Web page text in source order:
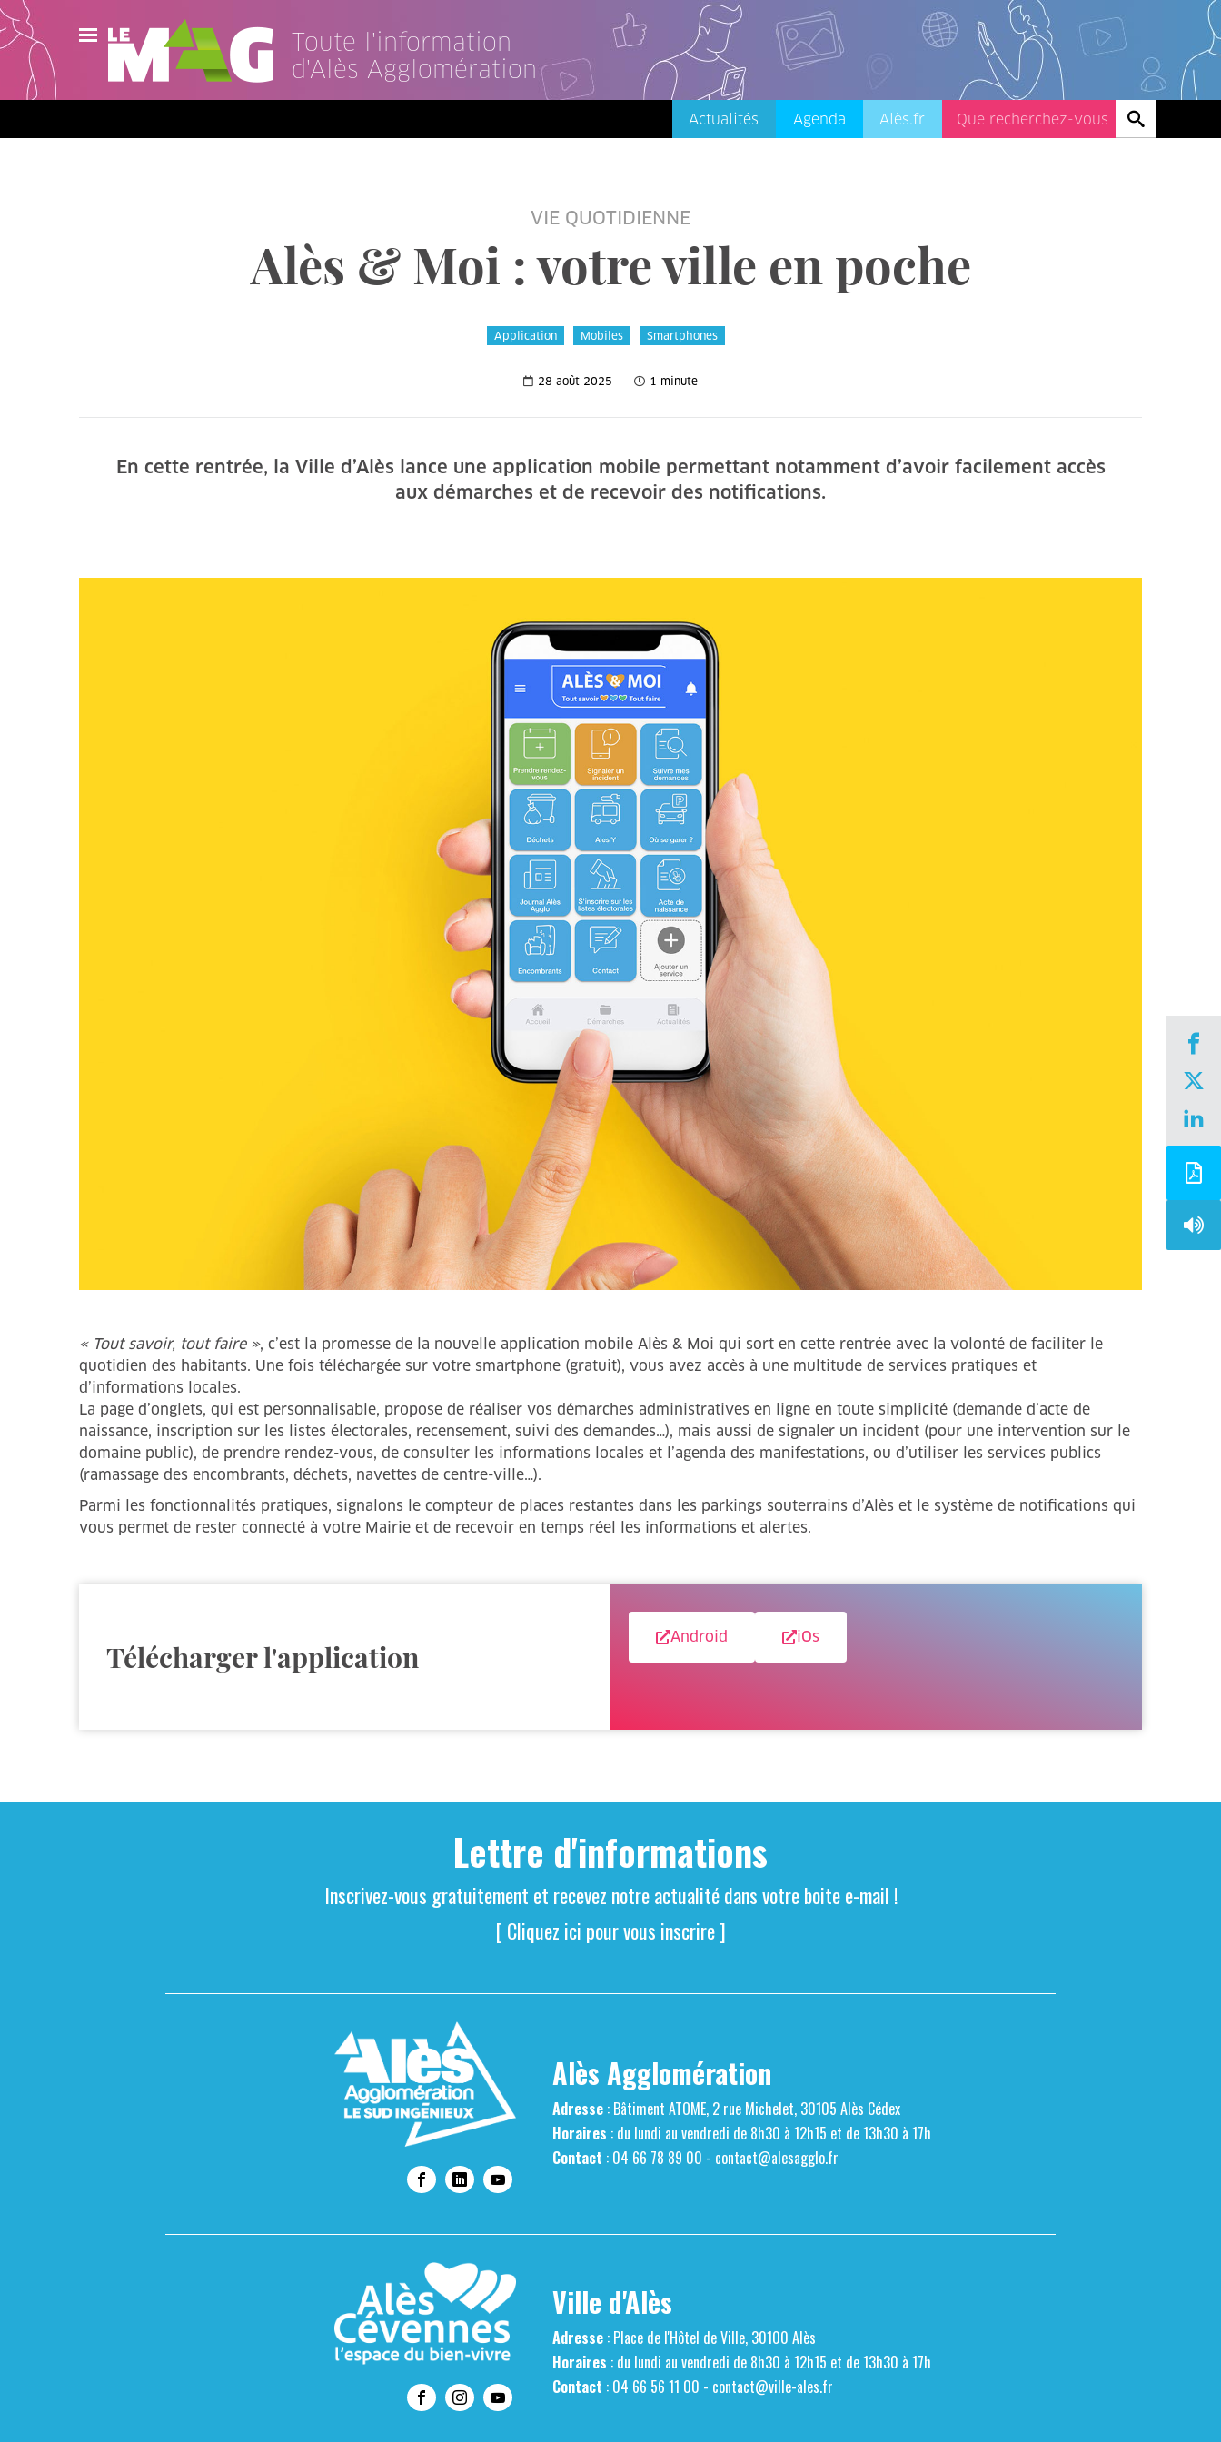
Toute l'information
d'Alès Agglomération
Actualités
Agenda
Actualités Agenda Alès.fr
VIE QUOTIDIENNE
Alès & Moi : votre ville en poche
Application Mobiles Smartphones
28 août 2025 1 minute
En cette rentrée, la Ville d’Alès lance une application mobile permettant notamment d’avoir facilement accès
aux démarches et de recevoir des notifications.
« Tout savoir, tout faire », c’est la promesse de la nouvelle application mobile Alès & Moi qui sort en cette rentrée avec la volonté de faciliter le
quotidien des habitants. Une fois téléchargée sur votre smartphone (gratuit), vous avez accès à une multitude de services pratiques et
d’informations locales.
La page d’onglets, qui est personnalisable, propose de réaliser vos démarches administratives en ligne en toute simplicité (demande d’acte de
naissance, inscription sur les listes électorales, recensement, suivi des demandes…), mais aussi de signaler un incident (pour une intervention sur le
domaine public), de prendre rendez-vous, de consulter les informations locales et l’agenda des manifestations, ou d’utiliser les services publics
(ramassage des encombrants, déchets, navettes de centre-ville…).
Parmi les fonctionnalités pratiques, signalons le compteur de places restantes dans les parkings souterrains d’Alès et le système de notifications qui
vous permet de rester connecté à votre Mairie et de recevoir en temps réel les informations et alertes.
Télécharger l'application
Android iOs
Lettre d'informations
Inscrivez-vous gratuitement et recevez notre actualité dans votre boite e-mail !
[ Cliquez ici pour vous inscrire ]
Alès Agglomération
Adresse: Bâtiment ATOME, 2 rue Michelet, 30105 Alès Cédex
Horaires : du lundi au vendredi de 8h30 à 12h15 et de 13h30 à 17h
Contact : 04 66 78 89 00 - contact@alesagglo.fr
Ville d'Alès
Adresse: Place de l'Hôtel de Ville, 30100 Alès
Horaires : du lundi au vendredi de 8h30 à 12h15 et de 13h30 à 17h
Contact : 04 66 56 11 00 - contact@ville-ales.fr